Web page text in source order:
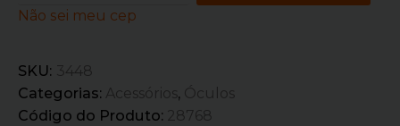
Não sei meu cep
SKU: 3448
Categorias: Acessórios , Óculos
Código do Produto: 28768